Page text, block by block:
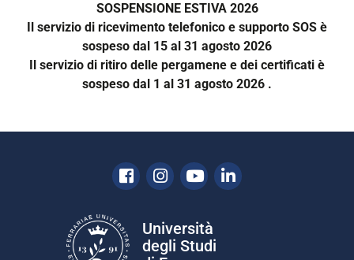
SOSPENSIONE ESTIVA 2026
Il servizio di ricevimento telefonico e supporto SOS è
sospeso dal 15 al 31 agosto 2026
Il servizio di ritiro delle pergamene e dei certificati è
sospeso dal 1 al 31 agosto 2026 .
Facebook
Instagram
YoutubeLinkedin
Università
degli Studi